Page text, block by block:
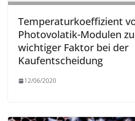
Temperaturkoeffizient
Photovolatik-Modulen
wichtiger Faktor bei der
Kaufentscheidung
12/06/2020